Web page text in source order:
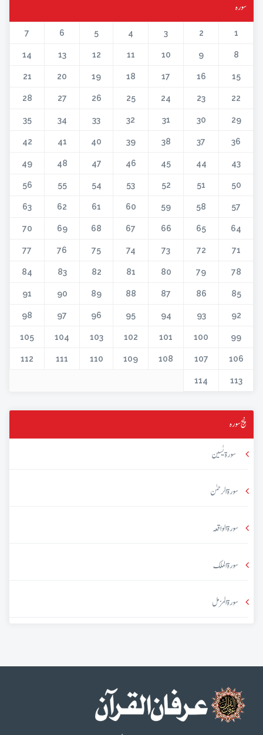
سورہ
1
2
3
4
5
6
7
8
9
10
11
12
13
14
15
16
17
18
19
20
21
22
23
24
25
26
27
28
29
30
31
32
33
34
35
36
37
38
39
40
41
42
43
44
45
46
47
48
49
50
51
52
53
54
55
56
57
58
59
60
61
62
63
64
65
66
67
68
69
70
71
72
73
74
75
76
77
78
79
80
81
82
83
84
85
86
87
88
89
90
91
92
93
94
95
96
97
98
99
100
101
102
103
104
105
106
107
108
109
110
111
112
113
114
پنج سورہ
سورۃ یٰسین
سورۃ الرحمٰن
سورۃ الواقعہ
سورۃ الملک
سورۃ المزمل